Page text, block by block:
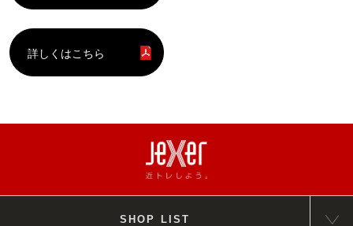
詳しくはこちら
SHOP LIST